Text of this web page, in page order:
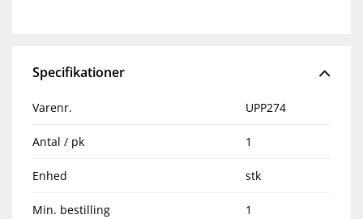
Specifikationer
Varenr. UPP274
Antal / pk 1
Enhed stk
Min. bestilling 1